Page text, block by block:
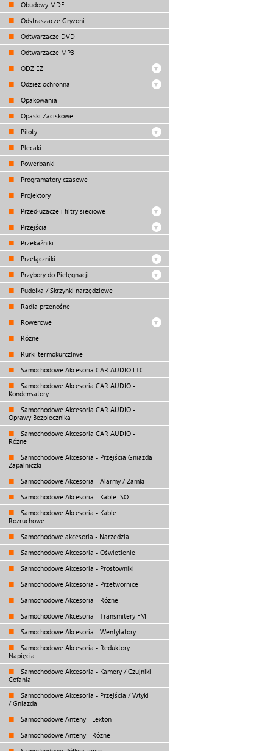
Obudowy MDF
Odstraszacze Gryzoni
Odtwarzacze DVD
Odtwarzacze MP3
ODZIEŻ
Odzież ochronna
Opakowania
Opaski Zaciskowe
Piloty
Plecaki
Powerbanki
Programatory czasowe
Projektory
Przedłużacze i filtry sieciowe
Przejścia
Przekaźniki
Przełączniki
Przybory do Pielęgnacji
Pudełka / Skrzynki narzędziowe
Radia przenośne
Rowerowe
Różne
Rurki termokurczliwe
Samochodowe Akcesoria CAR AUDIO LTC
Samochodowe Akcesoria CAR AUDIO -
Kondensatory
Samochodowe Akcesoria CAR AUDIO -
Oprawy Bezpiecznika
Samochodowe Akcesoria CAR AUDIO -
Różne
Samochodowe Akcesoria - Przejścia Gniazda
Zapalniczki
Samochodowe Akcesoria - Alarmy / Zamki
Samochodowe Akcesoria - Kable ISO
Samochodowe Akcesoria - Kable
Rozruchowe
Samochodowe akcesoria - Narzedzia
Samochodowe Akcesoria - Oświetlenie
Samochodowe Akcesoria - Prostowniki
Samochodowe Akcesoria - Przetwornice
Samochodowe Akcesoria - Różne
Samochodowe Akcesoria - Transmitery FM
Samochodowe Akcesoria - Wentylatory
Samochodowe Akcesoria - Reduktory
Napięcia
Samochodowe Akcesoria - Kamery / Czujniki
Cofania
Samochodowe Akcesoria - Przejścia / Wtyki
/ Gniazda
Samochodowe Anteny - Lexton
Samochodowe Anteny - Różne